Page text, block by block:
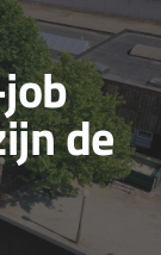
de